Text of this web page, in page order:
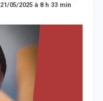
21/05/2025 à 8 h 33 min